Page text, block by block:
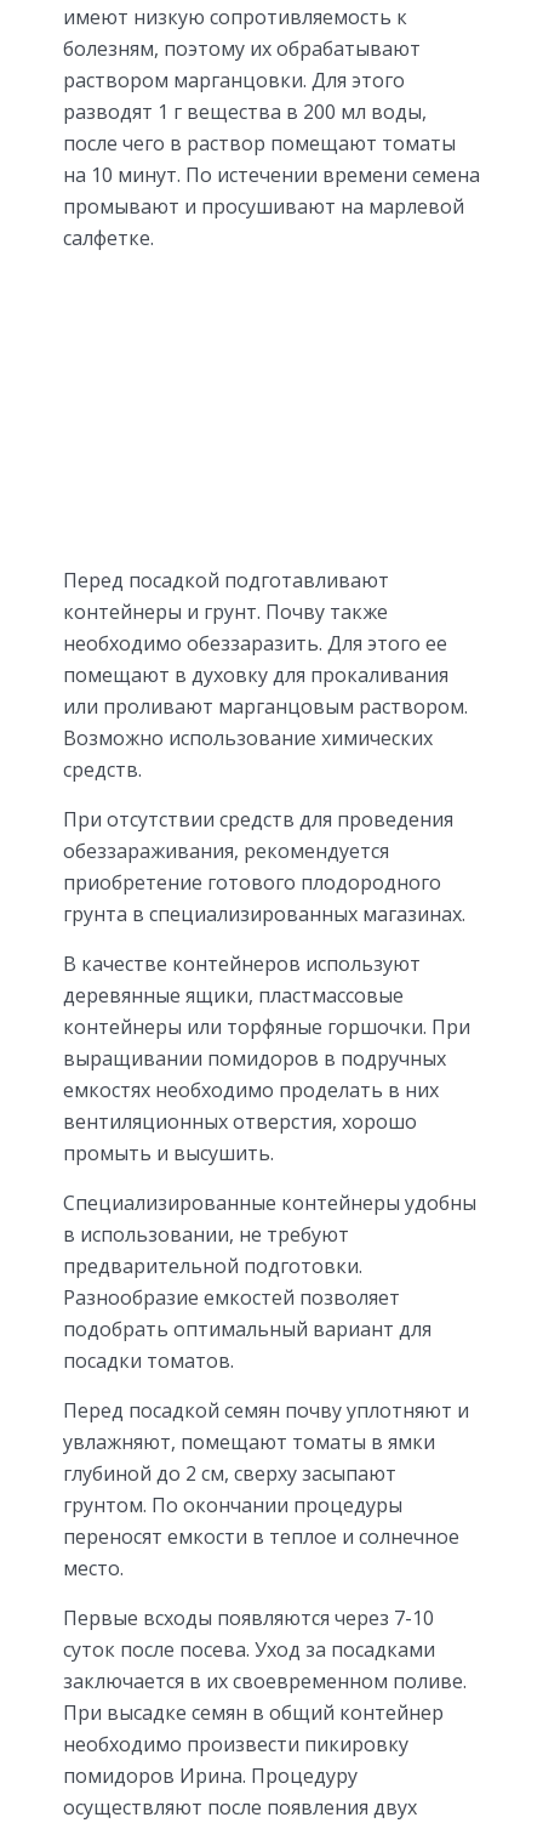
имеют низкую сопротивляемость к
болезням, поэтому их обрабатывают
раствором марганцовки. Для этого
разводят 1 г вещества в 200 мл воды,
после чего в раствор помещают томаты
на 10 минут. По истечении времени семена
промывают и просушивают на марлевой
салфетке.
Перед посадкой подготавливают
контейнеры и грунт. Почву также
необходимо обеззаразить. Для этого ее
помещают в духовку для прокаливания
или проливают марганцовым раствором.
Возможно использование химических
средств.
При отсутствии средств для проведения
обеззараживания, рекомендуется
приобретение готового плодородного
грунта в специализированных магазинах.
В качестве контейнеров используют
деревянные ящики, пластмассовые
контейнеры или торфяные горшочки. При
выращивании помидоров в подручных
емкостях необходимо проделать в них
вентиляционных отверстия, хорошо
промыть и высушить.
Специализированные контейнеры удобны
в использовании, не требуют
предварительной подготовки.
Разнообразие емкостей позволяет
подобрать оптимальный вариант для
посадки томатов.
Перед посадкой семян почву уплотняют и
увлажняют, помещают томаты в ямки
глубиной до 2 см, сверху засыпают
грунтом. По окончании процедуры
переносят емкости в теплое и солнечное
место.
Первые всходы появляются через 7-10
суток после посева. Уход за посадками
заключается в их своевременном поливе.
При высадке семян в общий контейнер
необходимо произвести пикировку
помидоров Ирина. Процедуру
осуществляют после появления двух